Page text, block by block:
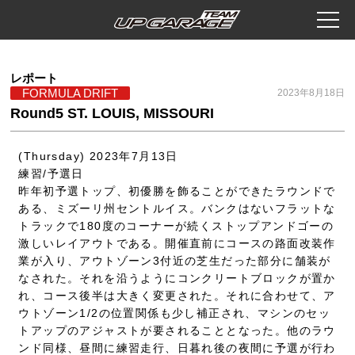
レポート
FORMULA DRIFT
Round5 ST. LOUIS, MISSOURI
2023年8月18日
(Thursday) 2023年7月13日
練習/予選日
昨年初予選トップ、初優勝を飾ることができたラウンドで
ある、ミズーリ州セントルイス。バンクはないフラットな
トラックで180度のコーナーが続くストップアンドゴーの
激しいレイアウトである。開催直前にコースの路面改装作
業が入り、アウトゾーン3付近の芝生だった部分に舗装が
なされた。それを沿うようにコンクリートブロックが置か
れ、コース後半は大きく変更された。それに合わせて、ア
ウトゾーン1/2の位置関係も少し補正され、マシンのセッ
トアップのアジャストが要されることとなった。他のラウ
ンド同様、昼間に練習走行、日暮れ後の夜間に予選が行わ